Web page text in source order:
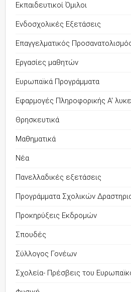
Εκπαιδευτικοί Όμιλοι
Ενδοσχολικές Εξετάσεις
Επαγγελματικός
Εργασίες μαθητών
Ευρωπαϊκά Προγράμματα
Εφαρμογές Πληροφορικής Α'
Θρησκευτικά
Μαθηματικά
Νέα
Πανελλαδικές εξετάσεις
Προγράμματα Σχολικών
Προκηρύξεις Εκδρομών
Σπουδές
Σύλλογος Γονέων
Σχολεία- Πρέσβεις του